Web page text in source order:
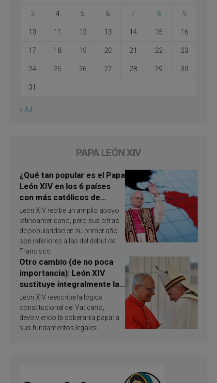
3 4 5 6 7 8 9
10 11 12 13 14 15 16
17 18 19 20 21 22 23
24 25 26 27 28 29 30
31
« Jul
PAPA LEÓN XIV
¿Qué tan popular es el Papa
León XIV en los 6 países
con más católicos de
América Latina en 2026?
Publican resultados de
investigación
León XIV recibe un amplio apoyo
latinoamericano, pero sus cifras
de popularidad en su primer año
son inferiores a las del debut de
Francisco
Otro cambio (de no poca
importancia): León XIV
sustituye integralmente la
ley vaticana de Papa
Francisco
León XIV reescribe la lógica
constitucional del Vaticano,
devolviendo la soberanía papal a
sus fundamentos legales